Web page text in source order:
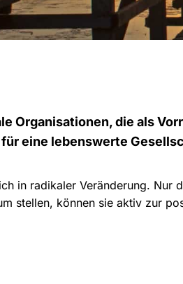
Organisationen, die als
eine lebenswerte
in radikaler Veränderung. Nur
stellen, können sie aktiv zur